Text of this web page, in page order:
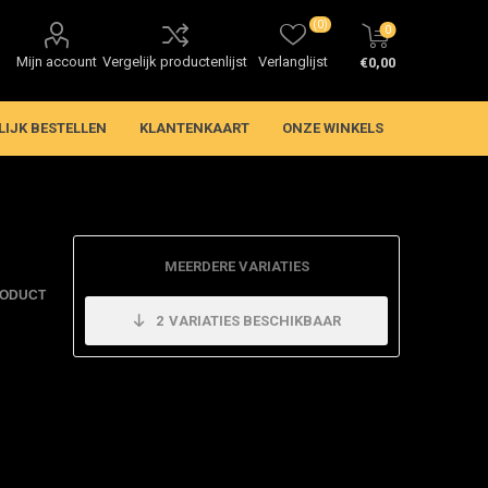
Mijn account Vergelijk productenlijst Verlanglijst
(0) 0
€0,00
BESTELLEN KLANTENKAART ONZE WINKELS
MEERDERE VARIATIES
2 VARIATIES BESCHIKBAAR